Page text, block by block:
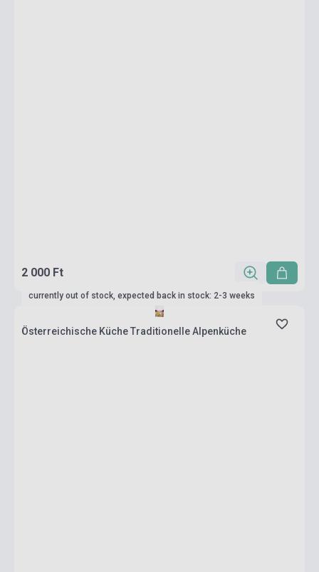
2 000 Ft
currently out of stock, expected back in stock: 2-3 weeks
Österreichische Küche Traditionelle Alpenküche